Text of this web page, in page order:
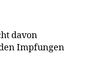
davon
Impfungen